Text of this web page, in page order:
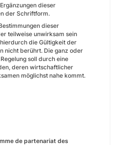
dieser
der Schriftform.
dieser
teilweise unwirksam sein
die Gültigkeit der
nicht berührt. Die ganz oder
soll durch eine
deren wirtschaftlicher
möglichst nahe kommt.
de partenariat des